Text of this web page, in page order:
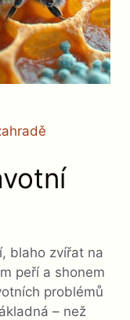
blaho zvířat na
peří a shonem
problémů
– než